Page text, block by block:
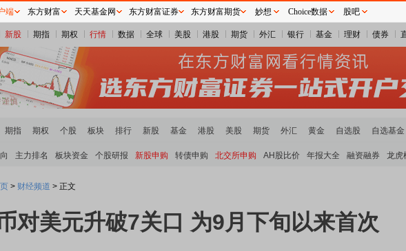
新股 期指 期权 行情 数据 全球 美股 港股 期货 外汇 银行 基金 理财 债券
期指 期权 个股 板块 排行 新股 基金 港股 美股 期货 外汇 黄金 自选股 自选基金
主力排名 板块资金 个股研报 新股申购 转债申购 北交所申购 AH股比价 年报大全 融资融券 龙虎
> 财经频道 > 正文
对美元升破7关口 为9月下旬以来首次
端 东方财富 天天基金网 东方财富证券 东方财富期货 妙想 Choice数据 股吧